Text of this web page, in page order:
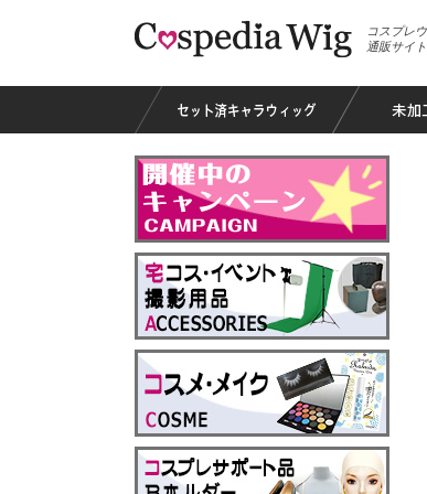
コスプレ
通販サイ